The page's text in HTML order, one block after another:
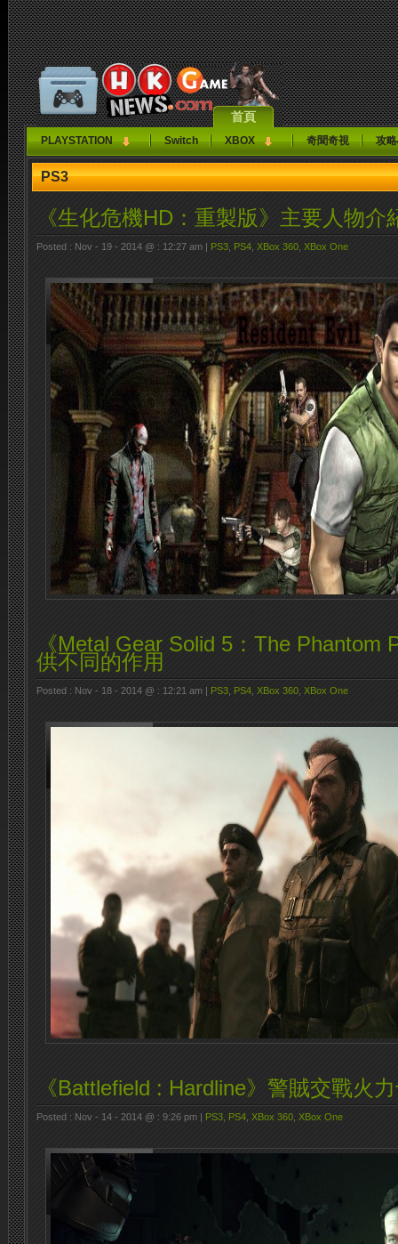
首頁
PLAYSTATION Switch XBOX 奇聞奇視 攻
PS3
《生化危機HD：重製版》主要人物介
Posted : Nov - 19 - 2014 @ : 12:27 am | PS3 PS4 XBox 360 XBox One
《Metal Gear Solid 5：The Phantom
供不同的作用
Posted : Nov - 18 - 2014 @ : 12:21 am | PS3 PS4 XBox 360 XBox One
《Battlefield : Hardline》警賊交戰火
Posted : Nov - 14 - 2014 @ : 9:26 pm | PS3 PS4 XBox 360 XBox One